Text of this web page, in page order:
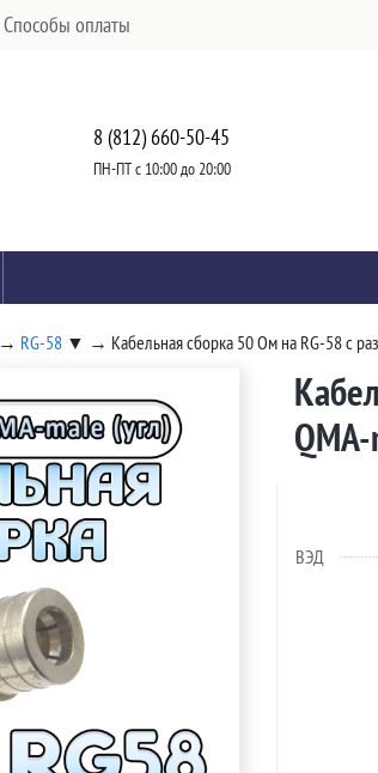
Способы оплаты
8 (812) 660-50-45
ПН-ПТ с 10:00 до 20:00
→ RG-58 ▼ → Кабельная сборка 50 Ом на RG-58 с
ВЭД